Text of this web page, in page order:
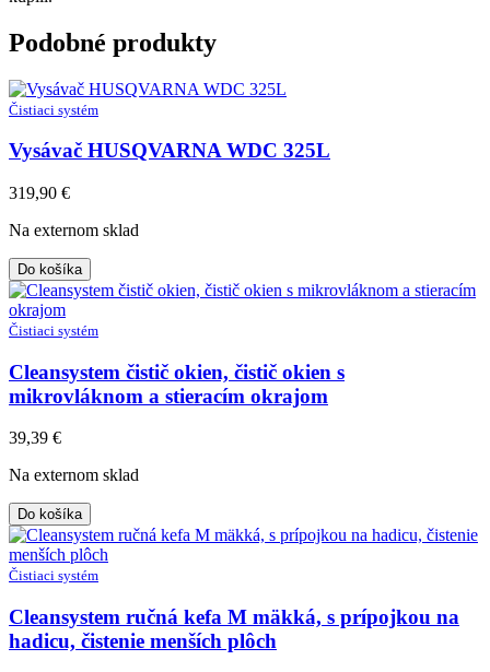
Podobné produkty
Čistiaci systém
Vysávač HUSQVARNA WDC 325L
319,90 €
Na externom sklad
Do košíka
Čistiaci systém
Cleansystem čistič okien, čistič okien s
mikrovláknom a stieracím okrajom
39,39 €
Na externom sklad
Do košíka
Čistiaci systém
Cleansystem ručná kefa M mäkká, s prípojkou na
hadicu, čistenie menších plôch